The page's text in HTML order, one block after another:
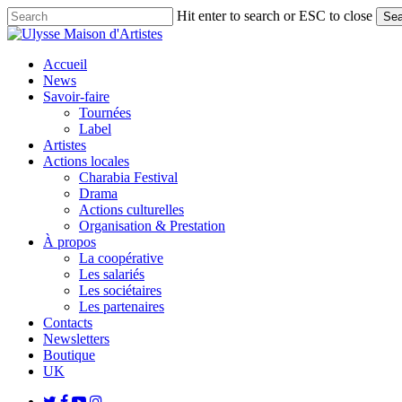
Skip
to
content
Hit enter to search or ESC to close
Close
search
Menu
Accueil
News
Savoir-faire
Tournées
Label
Artistes
Actions locales
Charabia Festival
Drama
Actions culturelles
Organisation & Prestation
À propos
La coopérative
Les salariés
Les sociétaires
Les partenaires
Contacts
Newsletters
Boutique
UK